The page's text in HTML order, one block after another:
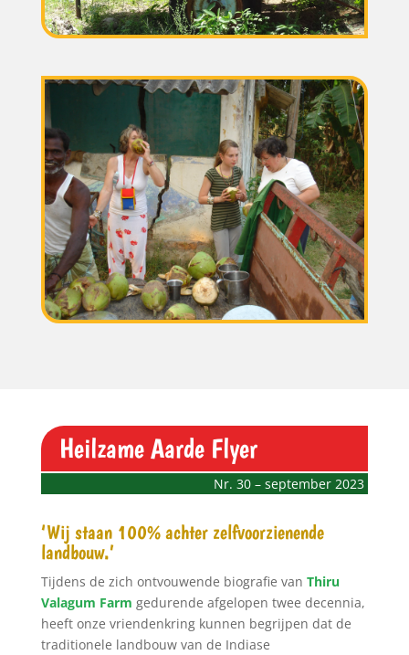
Heilzame Aarde Flyer
Nr. 30 – september 2023
‘Wij staan 100% achter zelfvoorzienende
landbouw.’
Tijdens de zich ontvouwende biografie van Thiru
Valagum Farm gedurende afgelopen twee decennia,
heeft onze vriendenkring kunnen begrijpen dat de
traditionele landbouw van de Indiase